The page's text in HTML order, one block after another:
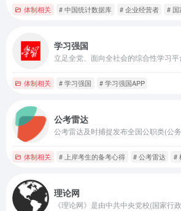
体制相关 # 中国统计数据库 # 企业经营者 # 国
学习强国
立足全党、面向全社会的综合性学习平
体制相关 # 学习强国 # 学习强国APP
公考雷达
体制相关 # 上岸考生的备考心得 # 公考雷达 #
理论网